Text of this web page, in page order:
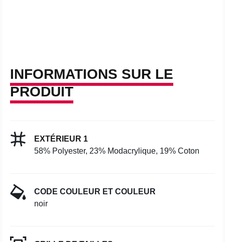
INFORMATIONS SUR LE
PRODUIT
EXTÉRIEUR 1
58% Polyester, 23% Modacrylique, 19% Coton
CODE COULEUR ET COULEUR
noir